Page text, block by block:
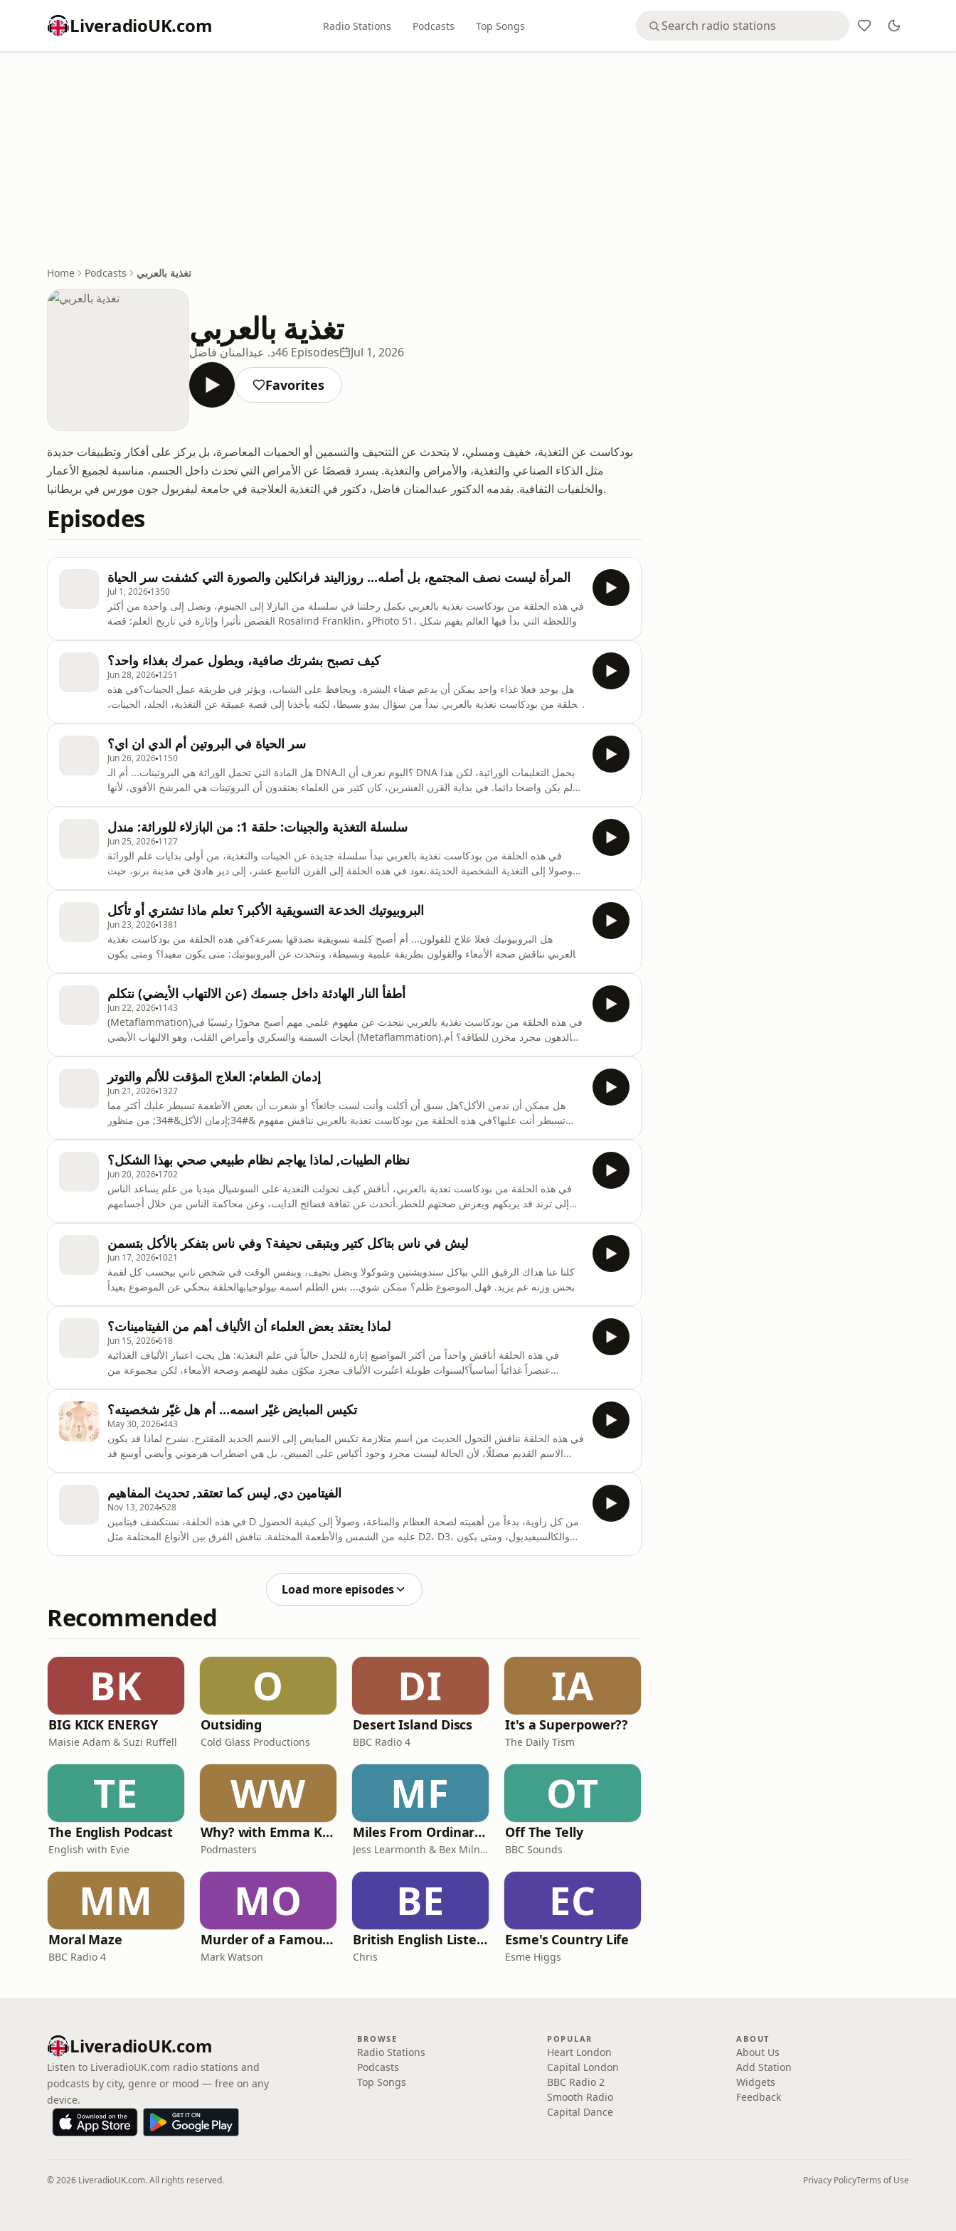
LiveradioUK.com Radio Stations Podcasts Top Songs
Home Podcasts تغذية بالعربي
تغذية بالعربي
د. عبدالمنان فاضل46 Episodes Jul 1, 2026
Favorites
بودكاست عن التغذية، خفيف ومسلي، لا يتحدث عن التنحيف والتسمين أو الحميات المعاصرة، بل يركز على أفكار وتطبيقات جديدة
مثل الذكاء الصناعي والتغذية، والأمراض والتغذية. يسرد قصصًا عن الأمراض التي تحدث داخل الجسم، مناسبة لجميع الأعمار
والخلفيات الثقافية. يقدمه الدكتور عبدالمنان فاضل، دكتور في التغذية العلاجية في جامعة ليفربول جون مورس في بريطانيا.
Episodes
المرأة ليست نصف المجتمع، بل أصله... روزاليند فرانكلين والصورة التي كشفت سر الحياة
Jul 1, 2026 1350
في هذه الحلقة من بودكاست تغذية بالعربي نكمل رحلتنا في سلسلة من البازلا إلى الجينوم، ونصل إلى واحدة من أكثر
القصص تأثيرا وإثارة في تاريخ العلم: قصة Rosalind Franklin، وPhoto 51، واللحظة التي بدأ فيها العالم يفهم شكل
كيف تصبح بشرتك صافية، ويطول عمرك بغذاء واحد؟
Jun 28, 2026 1251
هل يوجد فعلا غذاء واحد يمكن أن يدعم صفاء البشرة، ويحافظ على الشباب، ويؤثر في طريقة عمل الجينات؟في هذه
الحلقة من بودكاست تغذية بالعربي نبدأ من سؤال يبدو بسيطا، لكنه يأخذنا إلى قصة عميقة عن التغذية، الجلد، الجينات،
بيولوجية داخل الجسم. نناقش أيضا دور التغذية في الالتهاب، الإجهاد التأكسدي، الكولاجي
سر الحياة في البروتين أم الدي ان اي؟
Jun 26, 2026 1150
هل المادة التي تحمل الوراثة هي البروتينات... أم الـ DNA؟اليوم نعرف أن الـ DNA يحمل التعليمات الوراثية، لكن هذا
لم يكن واضحا دائما. في بداية القرن العشرين، كان كثير من العلماء يعتقدون أن البروتينات هي المرشح الأقوى، لأنها
سلسلة التغذية والجينات: حلقة 1: من البازلاء للوراثة: مندل
Jun 25, 2026 1127
في هذه الحلقة من بودكاست تغذية بالعربي نبدأ سلسلة جديدة عن الجينات والتغذية، من أولى بدايات علم الوراثة
وصولا إلى التغذية الشخصية الحديثة.نعود في هذه الحلقة إلى القرن التاسع عشر، إلى دير هادئ في مدينة برنو، حيث
ستصبح لاحقا أساس علم الوراثة الحديث.نتحدث عن قصة ماندل بطريقة سهلة ومبسطة: كيف لاحظ
البروبيوتيك الخدعة التسويقية الأكبر؟ تعلم ماذا تشتري أو تأكل
Jun 23, 2026 1381
هل البروبيوتيك فعلا علاج للقولون... أم أصبح كلمة تسويقية نصدقها بسرعة؟في هذه الحلقة من بودكاست تغذية
بالعربي نناقش صحة الأمعاء والقولون بطريقة علمية وبسيطة، ونتحدث عن البروبيوتيك: متى يكون مفيدا؟ ومتى يكون
ولماذا لا يكفي أن نشتري أي منتج مكتوب عليه &#34;بكتيريا نافعة&#34; ونتوقع أن يحل
أطفأ النار الهادئة داخل جسمك (عن الالتهاب الأيضي) نتكلم
Jun 22, 2026 1143
(Metaflammation)في هذه الحلقة من بودكاست تغذية بالعربي نتحدث عن مفهوم علمي مهم أصبح محورًا رئيسيًا في
أبحاث السمنة والسكري وأمراض القلب، وهو الالتهاب الأيضي (Metaflammation).هل الدهون مجرد مخزن للطاقة؟ أم
✅ كيف تتحول الدهون من مخزن للطاقة إلى مصدر لإشارات التهابية مزمنة؟✅ ما دور الخلايا المن
إدمان الطعام: العلاج المؤقت للألم والتوتر
Jun 21, 2026 1327
هل ممكن أن ندمن الأكل؟هل سبق أن أكلت وأنت لست جائعاً؟ أو شعرت أن بعض الأطعمة تسيطر عليك أكثر مما
تسيطر أنت عليها؟في هذه الحلقة من بودكاست تغذية بالعربي نناقش مفهوم &#34;إدمان الأكل&#34; من منظور
نظام الطيبات, لماذا يهاجم نظام طبيعي صحي بهذا الشكل؟
Jun 20, 2026 1702
في هذه الحلقة من بودكاست تغذية بالعربي، أناقش كيف تحولت التغذية على السوشيال ميديا من علم يساعد الناس
إلى ترند قد يربكهم ويعرض صحتهم للخطر.أتحدث عن ثقافة فضائح الدايت، وعن محاكمة الناس من خلال أجسامهم
نظام الطيبات المرتبط بالدكتور ضياء العوضي، ليس من باب التشهير، بل لفهم كيف يمكن لفكرة غ
ليش في ناس بتاكل كتير وبتبقى نحيفة؟ وفي ناس بتفكر بالأكل بتسمن
Jun 17, 2026 1021
كلنا عنا هداك الرفيق اللي بياكل سندويشتين وشوكولا وبضل نحيف، وبنفس الوقت في شخص تاني بيحسب كل لقمة
وبحس وزنه عم يزيد. فهل الموضوع ظلم؟ ممكن شوي... بس الظلم اسمه بيولوجيابهالحلقة بنحكي عن الموضوع بعيداً
الشهية، الجينات، الحركة العفوية خلال اليوم، مقاومة الإنسولين، والفرق بين شخص جسمه بصرف طاقة ب
لماذا يعتقد بعض العلماء أن الألياف أهم من الفيتامينات؟
Jun 15, 2026618
في هذه الحلقة أناقش واحداً من أكثر المواضيع إثارة للجدل حالياً في علم التغذية: هل يجب اعتبار الألياف الغذائية
عنصراً غذائياً أساسياً؟لسنوات طويلة اعتُبرت الألياف مجرد مكوّن مفيد للهضم وصحة الأمعاء، لكن مجموعة من
تكيس المبايض غيّر اسمه... أم هل غيّر شخصيته؟
May 30, 2026443
في هذه الحلقة نناقش التحول الحديث من اسم متلازمة تكيس المبايض إلى الاسم الجديد المقترح. نشرح لماذا قد يكون
الاسم القديم مضللًا، لأن الحالة ليست مجرد وجود أكياس على المبيض، بل هي اضطراب هرموني وأيضي أوسع قد
الفيتامين دي, ليس كما تعتقد, تحديث المفاهيم
Nov 13, 2024 528
في هذه الحلقة، نستكشف فيتامين D من كل زاوية، بدءاً من أهميته لصحة العظام والمناعة، وصولاً إلى كيفية الحصول
عليه من الشمس والأطعمة المختلفة. نناقش الفرق بين الأنواع المختلفة مثل D2، D3، والكالسيفيديول، ومتى يكون
Load more episodes
Recommended
BK
BIG KICK ENERGY
Maisie Adam & Suzi Ruffell
O
Outsiding
Cold Glass Productions
DI
Desert Island Discs
BBC Radio 4
IA
It's a Superpower??
The Daily Tism
TE
The English Podcast
English with Evie
WW
Why? with Emma Kennedy
Podmasters
MF
Miles From Ordinary Podcast
Jess Learmonth & Bex Milnes
OT
Off The Telly
BBC Sounds
MM
Moral Maze
BBC Radio 4
MO
Murder of a Famous Bastard
Mark Watson
BE
British English Listening Practice - English Go! Podcast
Chris
EC
Esme's Country Life
Esme Higgs
LiveradioUK.com
Listen to LiveradioUK.com radio stations and
podcasts by city, genre or mood — free on any
device.
BROWSE
Radio Stations
Podcasts
Top Songs
POPULAR
Heart London
Capital London
BBC Radio 2
Smooth Radio
Capital Dance
ABOUT
About Us
Add Station
Widgets
Feedback
© 2026 LiveradioUK.com. All rights reserved. Privacy PolicyTerms of Use